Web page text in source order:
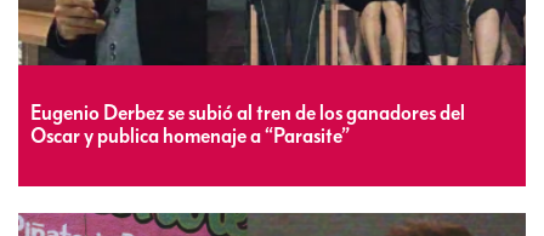
Eugenio Derbez se subió al tren de los ganadores del
Oscar y publica homenaje a “Parasite”